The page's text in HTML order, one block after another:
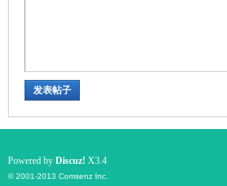
游
发表帖子
Powered by Discuz! X3.4
© 2001-2013 Comsenz Inc.